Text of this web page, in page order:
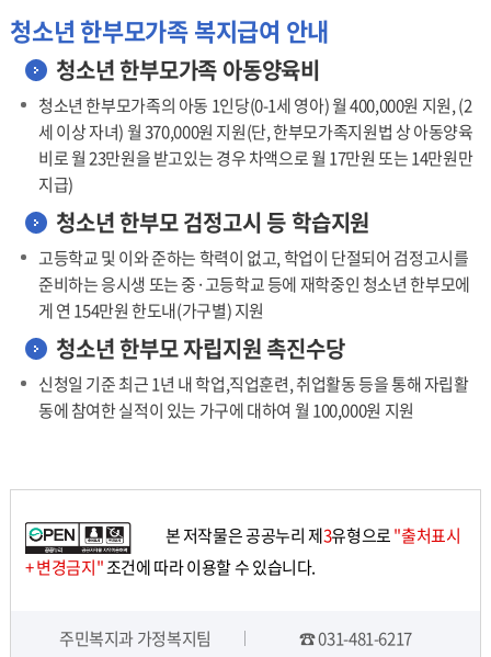
청소년 한부모가족 복지급여 안내
청소년 한부모가족 아동양육비
청소년 한부모가족의 아동 1인당(0-1세 영아) 월 400,000원 지원, (2
세 이상 자녀) 월 370,000원 지원(단, 한부모가족지원법 상 아동양육
비로 월 23만원을 받고있는 경우 차액으로 월 17만원 또는 14만원만
지급)
청소년 한부모 검정고시 등 학습지원
고등학교 및 이와 준하는 학력이 없고, 학업이 단절되어 검정고시를
준비하는 응시생 또는 중·고등학교 등에 재학중인 청소년 한부모에
게 연 154만원 한도내(가구별) 지원
청소년 한부모 자립지원 촉진수당
신청일 기준 최근 1년 내 학업,직업훈련, 취업활동 등을 통해 자립활
동에 참여한 실적이 있는 가구에 대하여 월 100,000원 지원
본 저작물은 공공누리 제3유형으로"출처표시
+ 변경금지"조건에 따라 이용할 수 있습니다.
주민복지과 가정복지팀 ☎ 031-481-6217